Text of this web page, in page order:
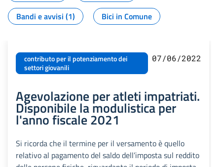
Bandi e avvisi (1)
Bici in Comune
contributo per il potenziamento dei
settori giovanili
07/06/2022
Agevolazione per atleti impatriati.
Disponibile la modulistica per
l'anno fiscale 2021
Si ricorda che il termine per il versamento è quello
relativo al pagamento del saldo dell’imposta sul reddito